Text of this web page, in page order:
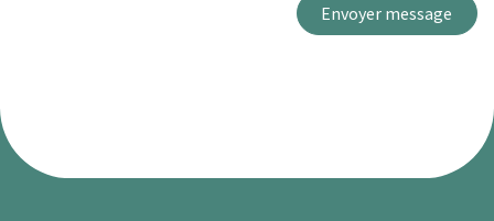
Envoyer message